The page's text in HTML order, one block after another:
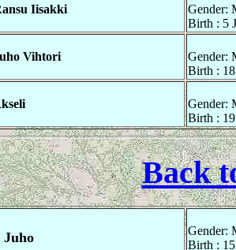
Iisakki
Gender:
Birth : 5
Vihtori
Gender:
Birth :
Gender:
Birth :
Back
Juho
Gender:
Birth :